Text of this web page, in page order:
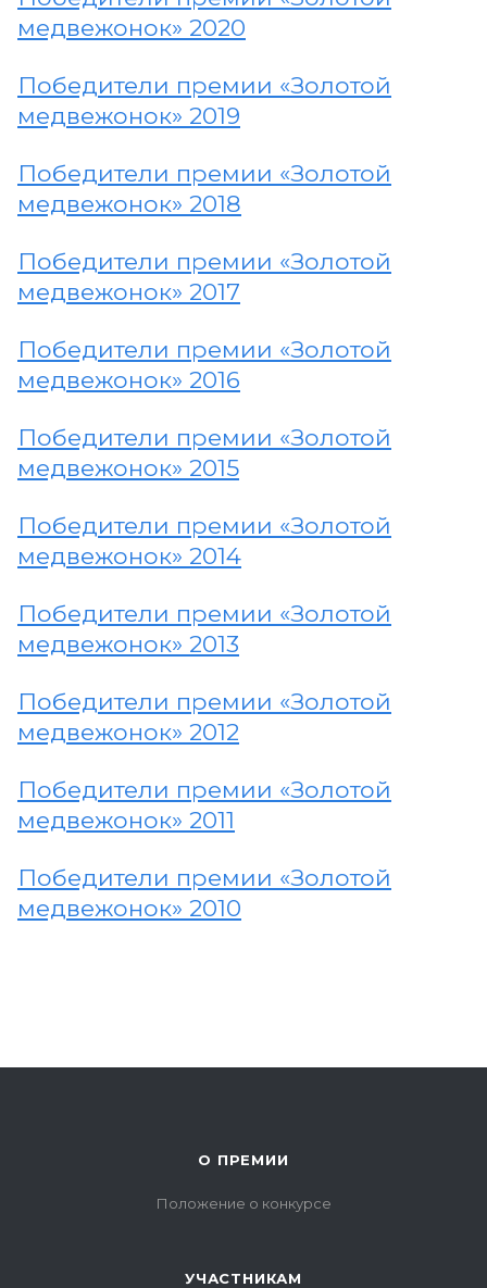
медвежонок» 2020
Победители премии «Золотой
медвежонок» 2019
Победители премии «Золотой
медвежонок» 2018
Победители премии «Золотой
медвежонок» 2017
Победители премии «Золотой
медвежонок» 2016
Победители премии «Золотой
медвежонок» 2015
Победители премии «Золотой
медвежонок» 2014
Победители премии «Золотой
медвежонок» 2013
Победители премии «Золотой
медвежонок» 2012
Победители премии «Золотой
медвежонок» 2011
Победители премии «Золотой
медвежонок» 2010
О ПРЕМИИ
Положение о конкурсе
УЧАСТНИКАМ